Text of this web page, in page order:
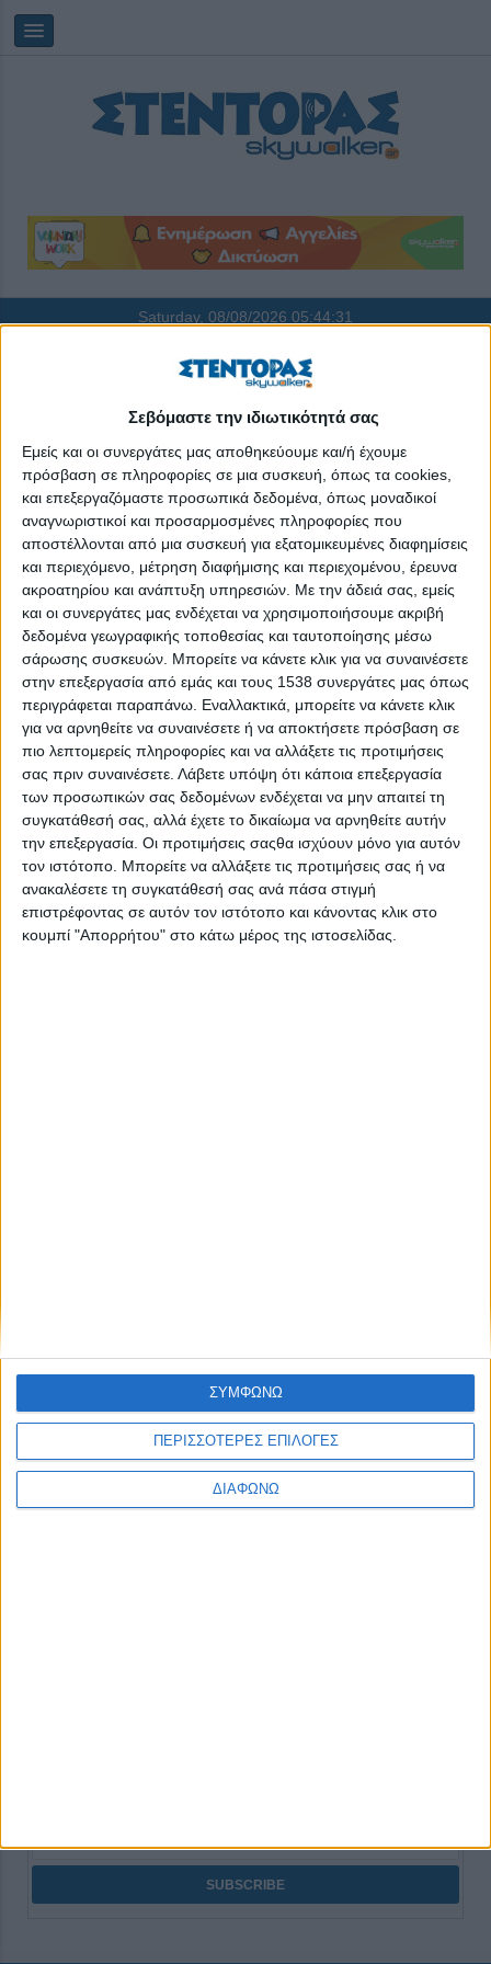
Σεβόμαστε την ιδιωτικότητά σας
Εμείς και οι συνεργάτες μας αποθηκεύουμε και/ή έχουμε
πρόσβαση σε πληροφορίες σε μια συσκευή, όπως τα cookies,
και επεξεργαζόμαστε προσωπικά δεδομένα, όπως μοναδικοί
αναγνωριστικοί και προσαρμοσμένες πληροφορίες που
αποστέλλονται από μια συσκευή για εξατομικευμένες διαφημίσεις
και περιεχόμενο, μέτρηση διαφήμισης και περιεχομένου, έρευνα
ακροατηρίου και ανάπτυξη υπηρεσιών. Με την άδειά σας, εμείς
και οι συνεργάτες μας ενδέχεται να χρησιμοποιήσουμε ακριβή
δεδομένα γεωγραφικής τοποθεσίας και ταυτοποίησης μέσω
σάρωσης συσκευών. Μπορείτε να κάνετε κλικ για να συναινέσετε
στην επεξεργασία από εμάς και τους 1538 συνεργάτες μας όπως
περιγράφεται παραπάνω. Εναλλακτικά, μπορείτε να κάνετε κλικ
για να αρνηθείτε να συναινέσετε ή να αποκτήσετε πρόσβαση σε
πιο λεπτομερείς πληροφορίες και να αλλάξετε τις προτιμήσεις
σας πριν συναινέσετε. Λάβετε υπόψη ότι κάποια επεξεργασία
των προσωπικών σας δεδομένων ενδέχεται να μην απαιτεί τη
συγκατάθεσή σας, αλλά έχετε το δικαίωμα να αρνηθείτε αυτήν
την επεξεργασία. Οι προτιμήσεις σαςθα ισχύουν μόνο για αυτόν
τον ιστότοπο. Μπορείτε να αλλάξετε τις προτιμήσεις σας ή να
ανακαλέσετε τη συγκατάθεσή σας ανά πάσα στιγμή
επιστρέφοντας σε αυτόν τον ιστότοπο και κάνοντας κλικ στο
κουμπί "Απορρήτου" στο κάτω μέρος της ιστοσελίδας.
ΠΕΡΙΣΣΟΤΕΡΕΣ ΕΠΙΛΟΓΕΣ
ΔΙΑΦΩΝΩ
ΣΥΜΦΩΝΩ
Saturday, 08/08/2026 05:44:31
κοινωνική και αλληλέγγυα οικονομία
Απευθείας αναθέσεις για την ΚΑΛΟ
Γέφυρες αποδοχής
Γραμματείς και φαρισαίοι
Δημιουργικότητα και στην κοινωνική οικονομία;
Ετήσια Έκθεση ΚΑΛΟ 2017 (β’ μέρος)
Η Επίκουρος Κοιν.Σ.Επ. σε δρόμους που οδηγούν στον
ρεαλισμό της ουτοπίας
Κοινωνική και αλληλέγγυα οικονομία: Μία έκθεση